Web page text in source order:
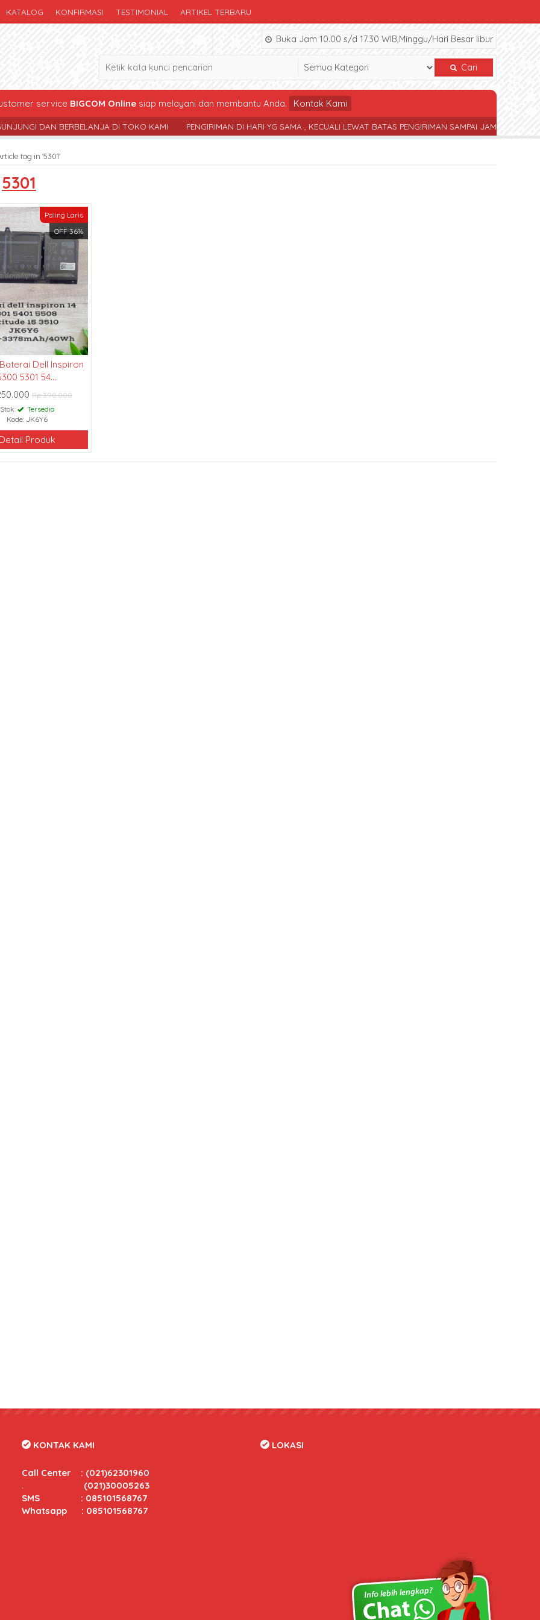
KATALOG KONFIRMASI TESTIMONIAL ARTIKEL TERBARU
Buka Jam 10.00 s/d 17.30 WIB,Minggu/Hari Besar libur
Cari
service BIGCOM Onlinesiap melayani dan membantu Anda. Kontak Kami
DAN BERBELANJA DI TOKO KAMI PENGIRIMAN DI HARI YG SAMA , KECUALI LEWAT BATAS PENGIRIMAN SAMPAI JAM 17.30 WIB
tag in '5301'
5301
Paling Laris
OFF 36%
Dell Inspiron
5301 54....
Rp 390.000
Stok:
Tersedia
Kode: JK6Y6
Detail Produk
. (021)30005263
SMS : 085101568767
Whatsapp : 085101568767
Copyright © 2020 bateraidanadaptor.com - All rights reserved.